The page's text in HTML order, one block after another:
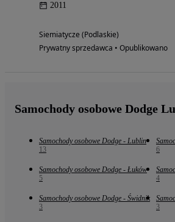
2011
Siemiatycze (Podlaskie)
Prywatny sprzedawca • Opublikowano
Samochody osobowe Dodge
Samochody osobowe Dodge - Lublin
13
6
Samochody osobowe Dodge - Łuków
5
4
Samochody osobowe Dodge - Świdnik
3
3